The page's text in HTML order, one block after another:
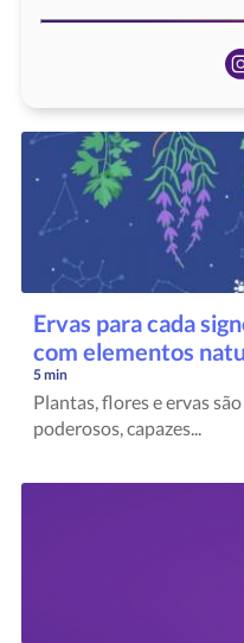
Ervas para cada
com elementos
5 min
Plantas, flores e ervas
poderosos, capazes...